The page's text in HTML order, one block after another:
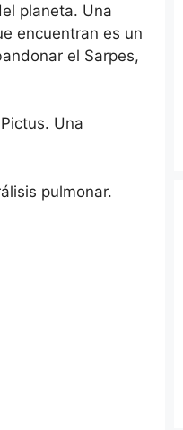
planeta. Una
encuentran es un
el Sarpes,
Una
pulmonar.